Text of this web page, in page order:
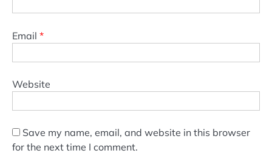
Email *
Website
Save my name, email, and website in this browser
for the next time I comment.